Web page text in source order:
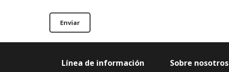
Enviar
Línea de información Sobre nosotros